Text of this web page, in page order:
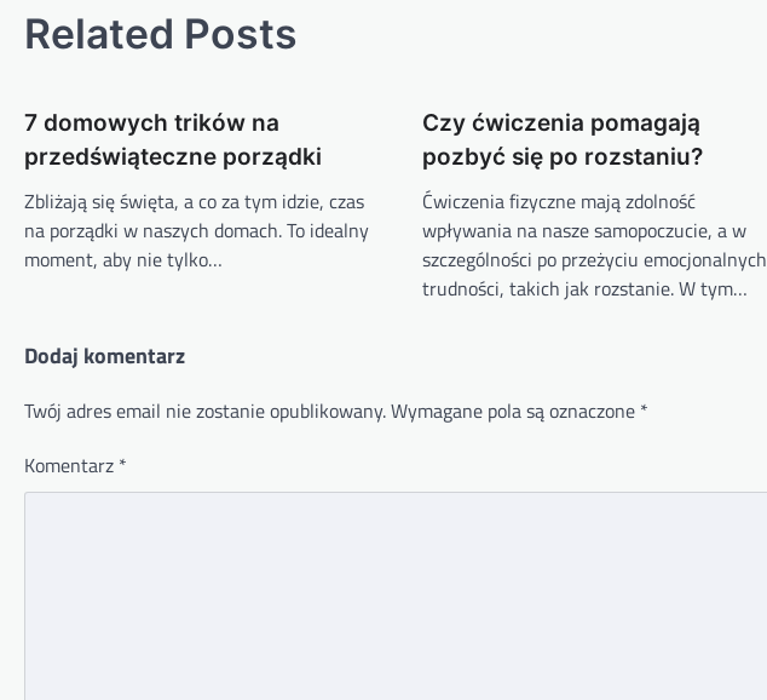
Related Posts
7 domowych trików na
przedświąteczne porządki
Zbliżają się święta, a co za tym idzie, czas
na porządki w naszych domach. To idealny
moment, aby nie tylko…
Czy ćwiczenia pomagają
pozbyć się po rozstaniu?
Ćwiczenia fizyczne mają zdolność
wpływania na nasze samopoczucie, a w
szczególności po przeżyciu emocjonalnych
trudności, takich jak rozstanie. W tym…
Dodaj komentarz
Twój adres email nie zostanie opublikowany.Wymagane pola są oznaczone *
Komentarz *